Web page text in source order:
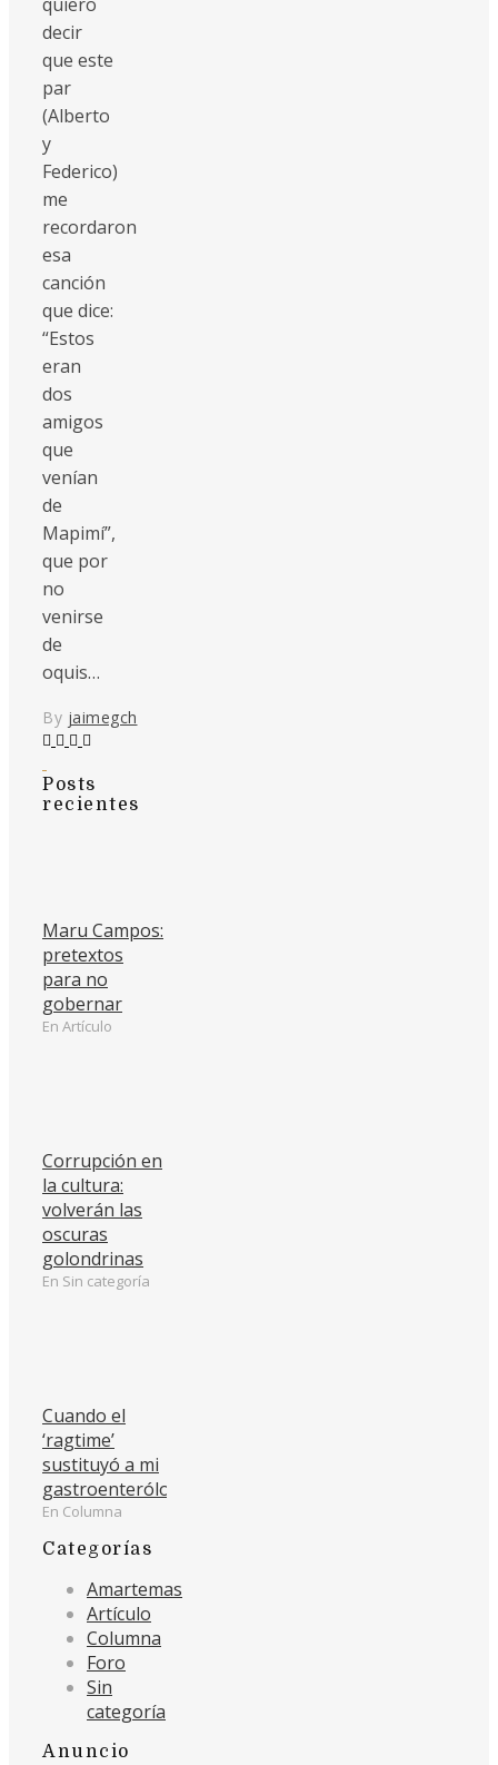
decir
que este
par
(Alberto
y
Federico)
me
recordaron
esa
canción
que dice:
“Estos
eran
dos
amigos
que
venían
de
Mapimí”,
que por
no
venirse
de
oquis…
By jaimegch
Posts
recientes
Maru Campos:
pretextos
para no
gobernar
En Artículo
Corrupción en
la cultura:
volverán las
oscuras
golondrinas
En Sin categoría
Cuando el
‘ragtime’
sustituyó a mi
gastroenterólogo
En Columna
Categorías
Amartemas
Artículo
Columna
Foro
Sin
categoría
Anuncio